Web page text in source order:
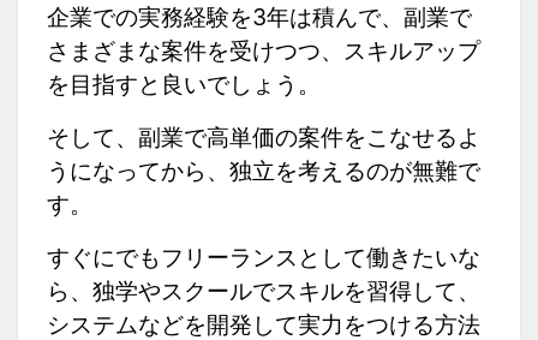
企業での実務経験を3年は積んで、副業で
さまざまな案件を受けつつ、スキルアップ
を目指すと良いでしょう。
そして、副業で高単価の案件をこなせるよ
うになってから、独立を考えるのが無難で
す。
すぐにでもフリーランスとして働きたいな
ら、独学やスクールでスキルを習得して、
システムなどを開発して実力をつける方法